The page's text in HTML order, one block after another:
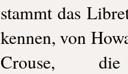
stammt das
kennen, von
Crouse,